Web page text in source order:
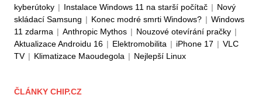
kyberútoky | Instalace Windows 11 na starší počítač | Nový
skládací Samsung | Konec modré smrti Windows? | Windows
11 zdarma | Anthropic Mythos | Nouzové otevírání pračky |
Aktualizace Androidu 16 | Elektromobilita | iPhone 17 | VLC
TV | Klimatizace Maoudegola | Nejlepší Linux
ČLÁNKY CHIP.CZ